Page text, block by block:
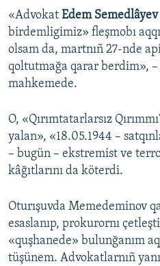
«Advokat Edem Semedlâyev
birdemligimiz» fleşmobı
olsam da, martnıñ 27-nde
qoltutmağa qarar berdim»,
mahkemede.
O, «Qırımtatarlarsız
yalan», «18.05.1944 –
– bugün – ekstremist ve
kâğıtlarını da köterdi.
Oturışuvda Memedeminov
esaslanıp, prokurornı
«quşhanede» bulunğanım
tüşünem. Advokatlarnıñ